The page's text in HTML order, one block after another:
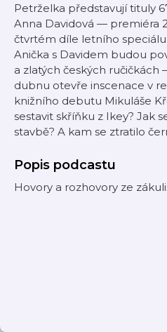
Petrželka představují tituly
Anna Davidová — premiéra
čtvrtém díle letního speciálu
Anička s Davidem budou
a zlatých českých
dubnu otevře inscenace v
knižního debutu Mikuláše
sestavit skříňku z Ikey? Jak
stavbě? A kam se ztratilo
Popis podcastu
Hovory a rozhovory ze